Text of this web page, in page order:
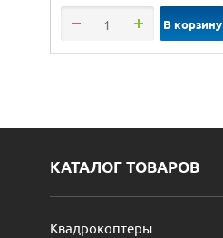
В корзину
КАТАЛОГ ТОВАРОВ
Квадрокоптеры